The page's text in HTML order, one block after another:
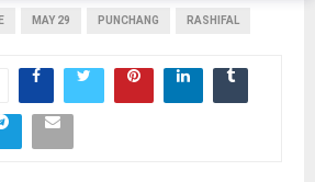
MAY 29 PUNCHANG RASHIFAL
Manch PM Modi U